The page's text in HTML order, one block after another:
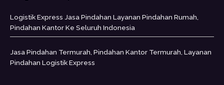
Logistik Express Jasa Pindahan Layanan Pindahan Rumah,
Pindahan Kantor Ke Seluruh Indonesia
Jasa Pindahan Termurah, Pindahan Kantor Termurah, Layanan
Pindahan Logistik Express